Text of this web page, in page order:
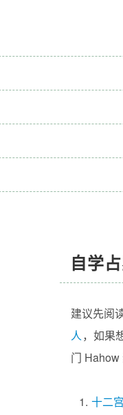
自学
建议先阅
人，如果
门 Hahow
1. 十二